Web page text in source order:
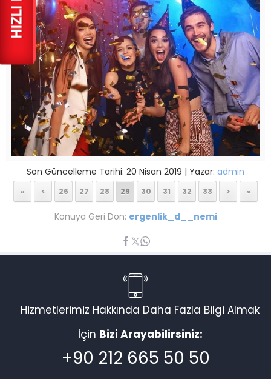
Son Güncelleme Tarihi: 20 Nisan 2019 | Yazar: admin
« < 26 27 28 29 30 31 32 33 > »
Konuya Geri Dön: ergenlik_d__nemi
Hizmetlerimiz Hakkında Daha Fazla Bilgi Almak
İçin Bizi Arayabilirsiniz:
+90 212 665 50 50